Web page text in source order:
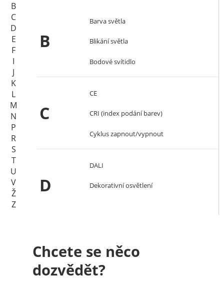
B
C
D
E
F
I
J
K
L
M
N
P
R
S
T
U
V
Ž
Z
B
Barva světla
Blikání světla
Bodové svítidlo
C
CE
CRI (index podání barev)
Cyklus zapnout/vypnout
D
DALI
Dekorativní osvětlení
E Efekt oslnění
Ekvivalent žárovky
Chcete se něco
dozvědět?